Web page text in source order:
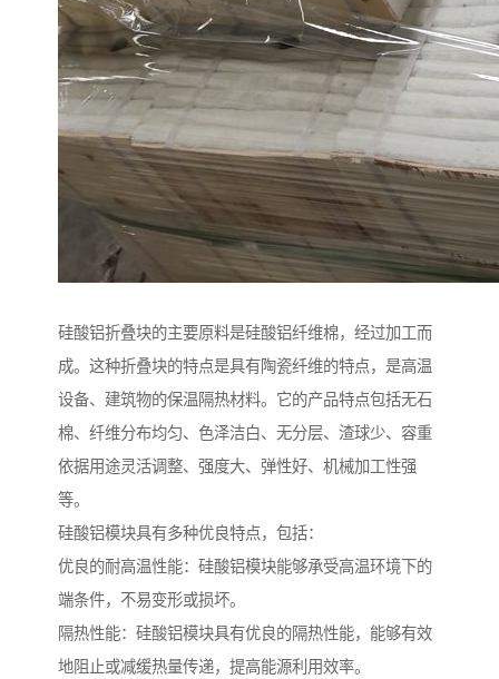
硅酸铝折叠块的主要原料是硅酸铝纤维棉，经过加工而
成。这种折叠块的特点是具有陶瓷纤维的特点，是高温
设备、建筑物的保温隔热材料。它的产品特点包括无石
棉、纤维分布均匀、色泽洁白、无分层、渣球少、容重
依据用途灵活调整、强度大、弹性好、机械加工性强
等。
硅酸铝模块具有多种优良特点，包括：
优良的耐高温性能：硅酸铝模块能够承受高温环境下的
端条件，不易变形或损坏。
隔热性能：硅酸铝模块具有优良的隔热性能，能够有效
地阻止或减缓热量传递，提高能源利用效率。